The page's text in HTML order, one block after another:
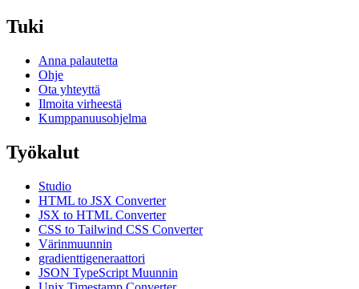
Tuki
Anna palautetta
Ohje
Ota yhteyttä
Ilmoita virheestä
Kumppanuusohjelma
Työkalut
Studio
HTML to JSX Converter
JSX to HTML Converter
CSS to Tailwind CSS Converter
Värinmuunnin
gradienttigeneraattori
JSON TypeScript Muunnin